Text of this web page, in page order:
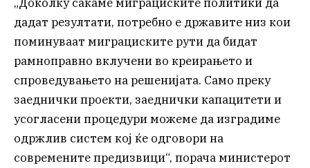
дадат резултати, потребно е државите низ кои
поминуваат миграциските рути да бидат
рамноправно вклучени во креирањето и
спроведувањето на решенијата. Само преку
заеднички проекти, заеднички капацитети и
усогласени процедури можеме да изградиме
одржлив систем кој ќе одговори на
современите предизвици“, порача министерот